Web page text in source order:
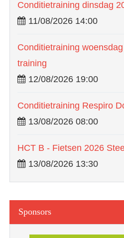
Conditietraining dinsdag
11/08/2026 14:00
Conditietraining
training
12/08/2026 19:00
Conditietraining Respiro
13/08/2026 08:00
HCT B - Fietsen 2026
13/08/2026 13:30
Sponsors